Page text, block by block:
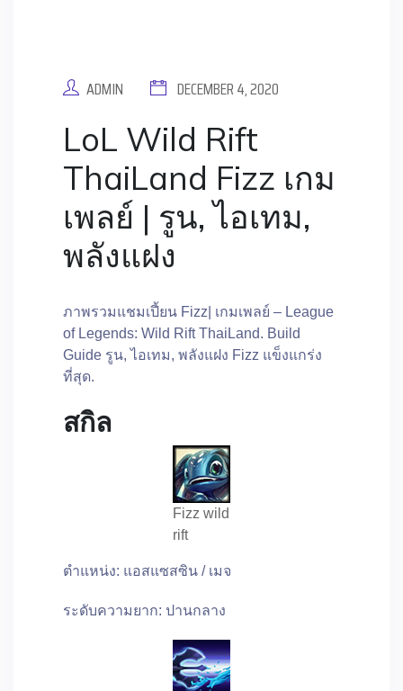
ADMIN DECEMBER 4, 2020
LoL Wild Rift
ThaiLand Fizz เกม
เพลย์ | รูน, ไอเทม,
พลังแฝง
ภาพรวมแชมเปี้ยน Fizz| เกมเพลย์ – League
of Legends: Wild Rift ThaiLand. Build
Guide รูน, ไอเทม, พลังแฝง Fizz แข็งแกร่ง
ที่สุด.
สกิล
Fizz wild
rift
ตำแหน่ง: แอสแซสซิน / เมจ
ระดับความยาก: ปานกลาง